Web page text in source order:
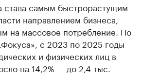
стала самым быстрорастущим
направлением бизнеса,
на массовое потребление. По
с 2023 по 2025 годы
и физических лиц в
на 14,2% — до 2,4 тыс.